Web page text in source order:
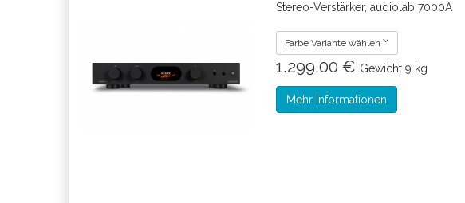
Stereo-Verstärker, audiolab 7000A
Farbe Variante wählen
1.299.00 € Gewicht 9 kg
Mehr Informationen